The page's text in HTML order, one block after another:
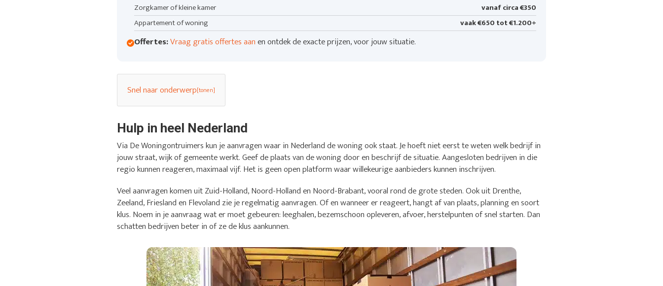
Zorgkamer of kleine kamer
vanaf circa €350
Appartement of woning
vaak €650 tot €1.200+
Offertes:Vraag gratis offertes aanen ontdek de exacte prijzen, voor jouw situatie.
Snel naar onderwerp
Hulp in heel Nederland
Via De Woningontruimers kun je aanvragen waar in Nederland de woning ook staat. Je hoeft niet eerst te weten welk bedrijf in
jouw straat, wijk of gemeente werkt. Geef de plaats van de woning door en beschrijf de situatie. Aangesloten bedrijven in die
regio kunnen reageren, maximaal vijf. Het is geen open platform waar willekeurige aanbieders kunnen inschrijven.
Veel aanvragen komen uit Zuid-Holland, Noord-Holland en Noord-Brabant, vooral rond de grote steden. Ook uit Drenthe,
Zeeland, Friesland en Flevoland zie je regelmatig aanvragen. Of en wanneer er reageert, hangt af van plaats, planning en soort
klus. Noem in je aanvraag wat er moet gebeuren: leeghalen, bezemschoon opleveren, afvoer, herstelpunten of snel starten. Dan
schatten bedrijven beter in of ze de klus aankunnen.